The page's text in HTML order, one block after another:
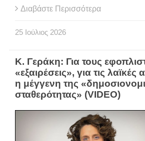
Διαβάστε Περισσότερα
25 Ιούλιος 2026
Κ. Γεράκη: Για τους
«εξαιρέσεις», για τις
η μέγγενη της
σταθερότητας» (VIDEO)